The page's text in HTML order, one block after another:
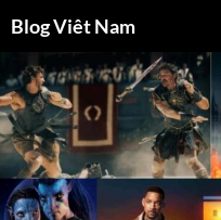
đến
dung
Blog Viêt Nam
kiếm